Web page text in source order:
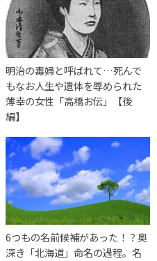
明治の毒婦と呼ばれて…死んで
もなお人生や遺体を辱められた
薄幸の女性「高橋お伝」【後
編】
6つもの名前候補があった！？奥
深き「北海道」命名の過程。名